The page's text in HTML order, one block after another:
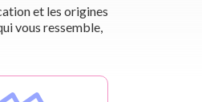
et les origines
vous ressemble,